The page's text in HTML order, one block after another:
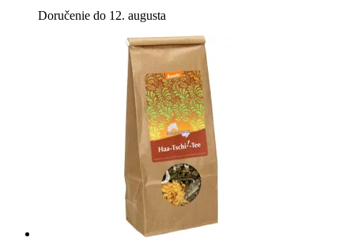
Doručenie do 12. augusta